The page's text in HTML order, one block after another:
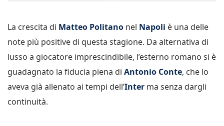
La crescita di Matteo Politano nel Napoli è una delle
note più positive di questa stagione. Da alternativa di
lusso a giocatore imprescindibile, l’esterno romano si è
guadagnato la fiducia piena di Antonio Conte, che lo
aveva già allenato ai tempi dell’Inter ma senza dargli
continuità.